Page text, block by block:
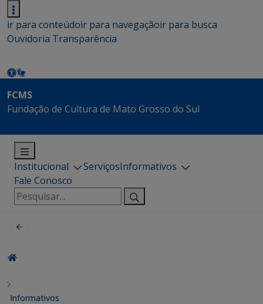
ir para conteúdoir para navegaçãoir para busca
Ouvidoria Transparência
FCMS
Fundação de Cultura de Mato Grosso do Sul
Institucional ServiçosInformativos
Fale Conosco
Pesquisar
por:
Informativos